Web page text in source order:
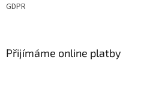
GDPR
Přijímáme online platby